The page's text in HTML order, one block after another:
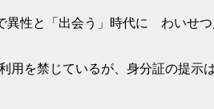
異性と「出会う」時代に わいせ
用を禁じているが、身分証の提